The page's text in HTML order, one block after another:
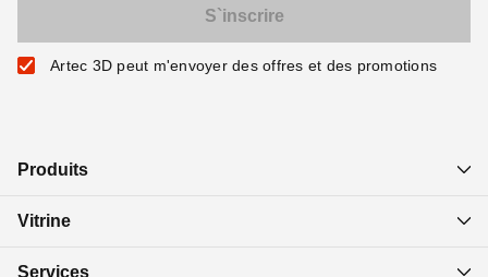
Artec 3D peut m'envoyer des offres et des promotions
Produits
Vitrine
Services